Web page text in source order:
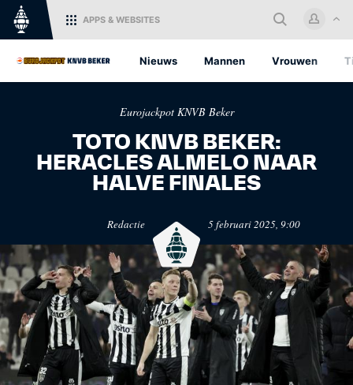
Log in met je KNVB Account of
maak een nieuw KNVB Account
aan.
Inloggen
Registreren
APPS & WEBSITES
Nieuws Mannen Vrouwen
ondersteuning van het
Nederlandse voetbal.
Het officiële kanaal van de
KNVB voor alle Oranjefans.
Eurojackpot KNVB Beker
TOTO KNVB BEKER:
HERACLES ALMELO NAAR
HALVE FINALES
Redactie 5 februari 2025, 9:00